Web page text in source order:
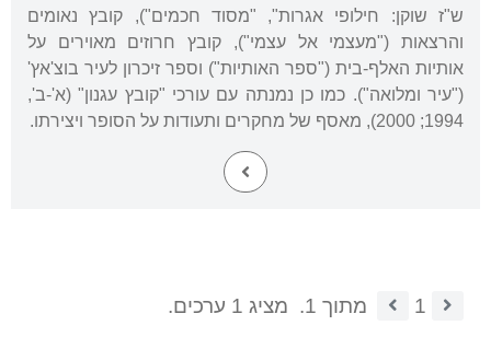
ש"ז שוקן: חילופי אגרות", "מסוד חכמים"), קובץ נאומים
והרצאות ("מעצמי אל עצמי"), קובץ חרוזים מאוירים על
אותיות האלף-בית ("ספר האותיות") וספר זיכרון לעיר בוצ'אץ'
("עיר ומלואה"). כמו כן נמנתה עם עורכי "קובץ עגנון" (א'-ב',
1994; 2000), מאסף של מחקרים ותעודות על הסופר ויצירתו.
1 מתוך 1. מציג 1 ערכים.